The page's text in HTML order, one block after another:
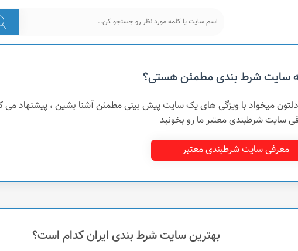
سایت شرط بندی مطمئن هستی؟
میخواد با ویژگی های یک سایت پیش بینی مطمئن آشنا بشین ، پیشنهاد
سایت شرطبندی معتبر ما رو بخونید
معرفی سایت شرطبندی معتبر
بهترین سایت شرط بندی ایران کدام است؟